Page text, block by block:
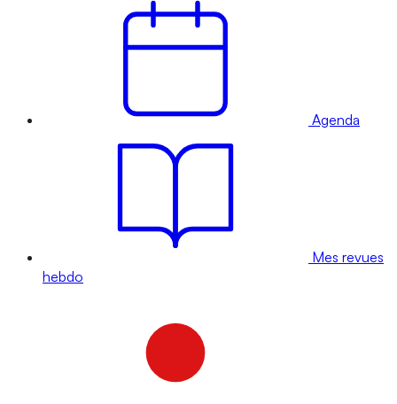
Agenda
Mes revues
hebdo